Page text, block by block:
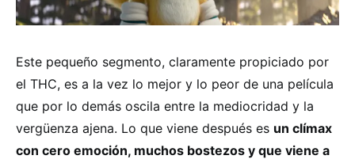
Este pequeño segmento, claramente propiciado por
el THC, es a la vez lo mejor y lo peor de una película
que por lo demás oscila entre la mediocridad y la
vergüenza ajena. Lo que viene después es un clímax
con cero emoción, muchos bostezos y que viene a